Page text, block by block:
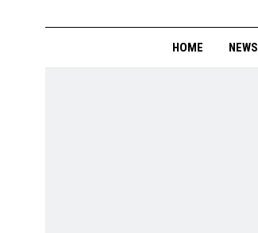
HOME NEWS